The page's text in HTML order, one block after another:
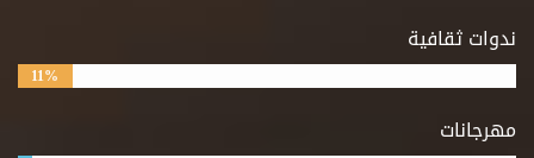
ندوات ثقافية
11%
مهرجانات